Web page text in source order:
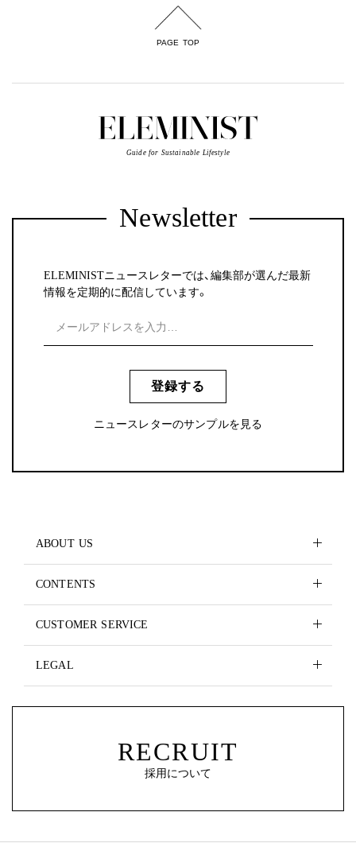
PAGE TOP
Guide for Sustainable Lifestyle
Newsletter
ELEMINISTニュースレターでは、編集部が選んだ最新
情報を定期的に配信しています。
登録する
ニュースレターのサンプルを見る
ABOUT US
CONTENTS
CUSTOMER SERVICE
LEGAL
RECRUIT
採用について